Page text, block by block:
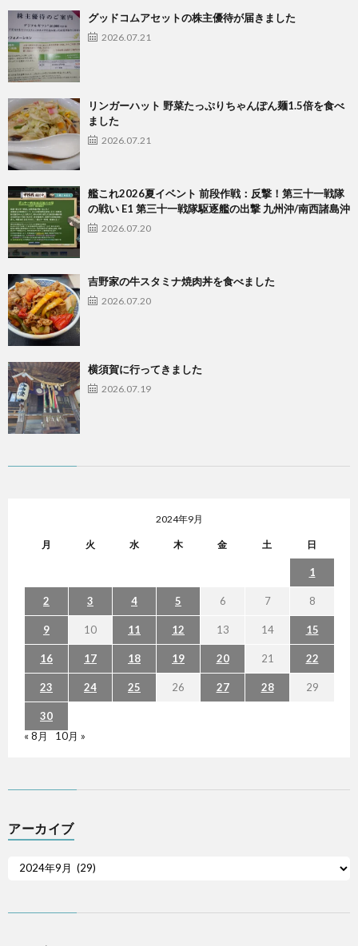
グッドコムアセットの株主優待が届きました
2026.07.21
リンガーハット 野菜たっぷりちゃんぽん麺1.5倍を食べ
ました
2026.07.21
艦これ2026夏イベント 前段作戦：反撃！第三十一戦隊
の戦い E1 第三十一戦隊駆逐艦の出撃 九州沖/南西諸島沖
2026.07.20
吉野家の牛スタミナ焼肉丼を食べました
2026.07.20
横須賀に行ってきました
2026.07.19
2024年9月
月 火 水 木 金 土 日
1
2 3 4 5 6 7 8
9 10 11 12 13 14 15
16 17 18 19 20 21 22
23 24 25 26 27 28 29
30
« 8月
10月 »
アーカイブ